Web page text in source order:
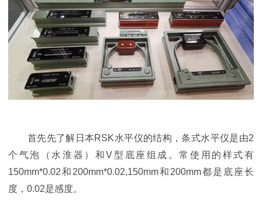
首先先了解日本RSK水平仪的结构，条式水平仪是由2
个气泡（水淮器）和V型底座组成。常使用的样式有
150mm*0.02和200mm*0.02,150mm和200mm都是底座长
度，0.02是感度。